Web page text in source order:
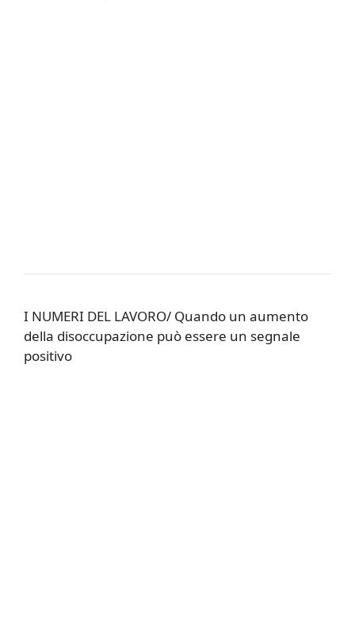
I NUMERI DEL LAVORO/ Quando un aumento
della disoccupazione può essere un segnale
positivo